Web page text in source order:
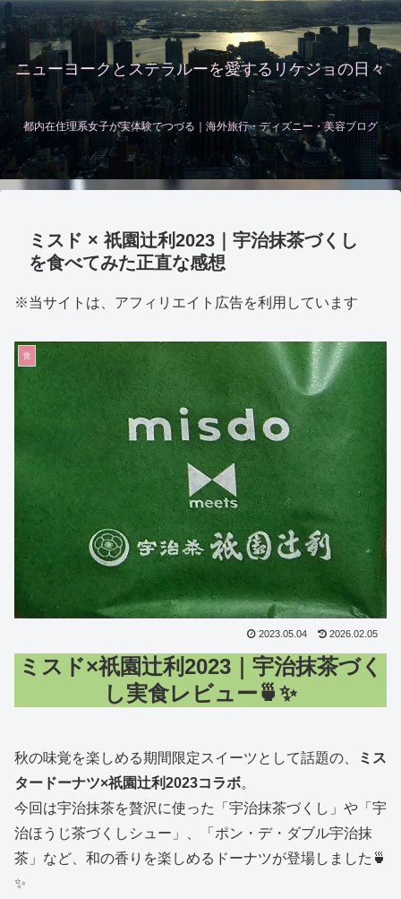
ニューヨークとステラルーを愛するリケジョの日々
都内在住理系女子が実体験でつづる｜海外旅行・ディズニー・美容ブログ
ミスド × 祇園辻利2023｜宇治抹茶づくし
を食べてみた正直な感想
※当サイトは、アフィリエイト広告を利用しています
食
2023.05.04 2026.02.05
ミスド×祇園辻利2023｜宇治抹茶づく
し実食レビュー🍵✨
秋の味覚を楽しめる期間限定スイーツとして話題の、
ミス
タードーナツ×祇園辻利2023コラボ。
今回は宇治抹茶を贅沢に使った「宇治抹茶づくし」や「宇
治ほうじ茶づくしシュー」、「ポン・デ・ダブル宇治抹
茶」など、和の香りを楽しめるドーナツが登場しました🍵
✨